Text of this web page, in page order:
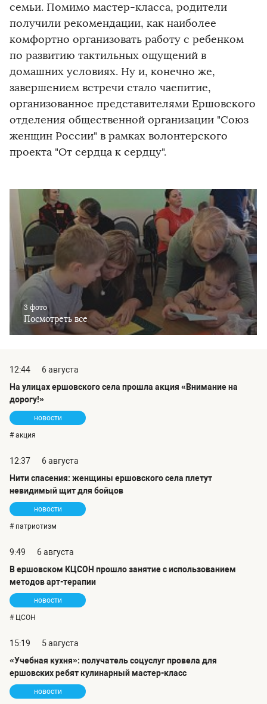
семьи. Помимо мастер-класса, родители
получили рекомендации, как наиболее
комфортно организовать работу с ребенком
по развитию тактильных ощущений в
домашних условиях. Ну и, конечно же,
завершением встречи стало чаепитие,
организованное представителями Ершовского
отделения общественной организации "Союз
женщин России" в рамках волонтерского
проекта "От сердца к сердцу".
3 фото
Посмотреть все
12:44
6 августа
На улицах ершовского села прошла акция «Внимание на
дорогу!»
новости
# акция
12:37
6 августа
Нити спасения: женщины ершовского села плетут
невидимый щит для бойцов
новости
# патриотизм
9:49
6 августа
В ершовском КЦСОН прошло занятие с использованием
методов арт-терапии
новости
# ЦСОН
15:19
5 августа
«Учебная кухня»: получатель соцуслуг провела для
ершовских ребят кулинарный мастер-класс
новости